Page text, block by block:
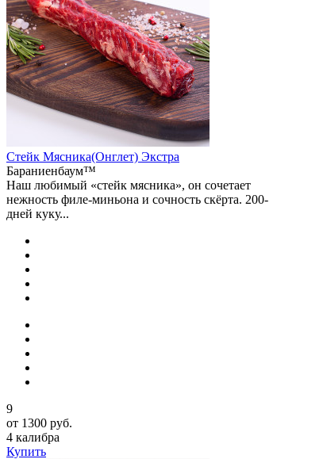
Стейк Мясника(Онглет) Экстра
Бараниенбаум™
Наш любимый «стейк мясника», он сочетает
нежность филе-миньона и сочность скёрта. 200-
дней куку...
9
от 1300 руб.
4 калибра
Купить